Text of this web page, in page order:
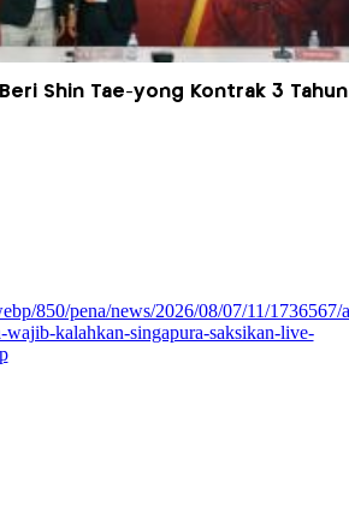
Shin Tae-yong Kontrak 3 Tahun